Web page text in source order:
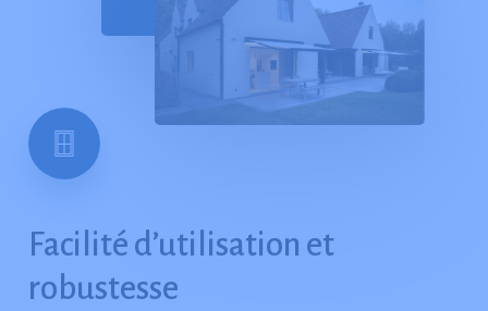
Facilité d’utilisation et
robustesse